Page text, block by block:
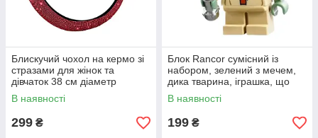
Блискучий чохол на кермо зі
стразами для жінок та
дівчаток 38 см діаметр
універсальний червоний 1 шт
В наявності
299 ₴
Блок Rancor сумісний із
набором, зелений з мечем,
дика тварина, іграшка, що
розвиває, 1 шт
В наявності
199 ₴